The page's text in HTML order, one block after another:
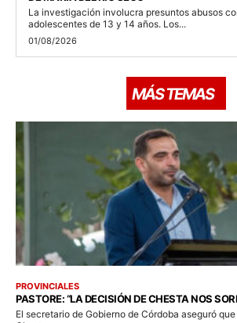
La investigación involucra presuntos abusos
adolescentes de 13 y 14 años. Los...
01/08/2026
MÁS TEMAS
PROVINCIALES
PASTORE: “LA DECISIÓN DE CHESTA NOS
El secretario de Gobierno de Córdoba aseguró